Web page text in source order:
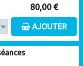
80,00 €
AJOUTER